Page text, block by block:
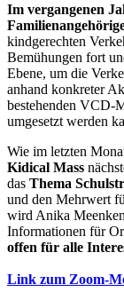
Im vergangenen
kindgerechten
Bemühungen fort
Ebene, um die
anhand konkreter
bestehenden VCD-
umgesetzt werden
Wie im letzten
Kidical Mass
das Thema
und den Mehrwert
wird Anika
Informationen für
offen für alle
Link zum Zoom-